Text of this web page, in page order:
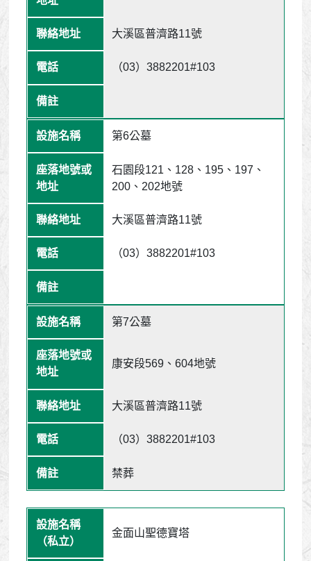
大溪區普濟路11號
（03）3882201#103
第6公墓
石園段121、128、195、197、
200、202地號
大溪區普濟路11號
（03）3882201#103
第7公墓
康安段569、604地號
大溪區普濟路11號
（03）3882201#103
禁葬
金面山聖德寶塔